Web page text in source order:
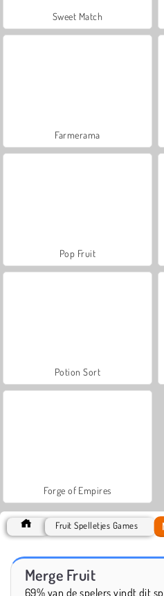
Sweet Match
Farmerama
Pop Fruit
Potion Sort
Forge of Empires
Fruit Spelletjes Games
Merge Fruit
69% van de spelers vindt dit